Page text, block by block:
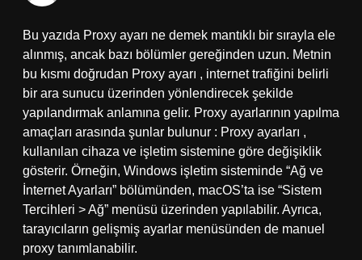
Bu yazıda Proxy ayarı ne demek mantıklı bir sırayla ele
alınmış, ancak bazı bölümler gereğinden uzun. Metnin
bu kısmı doğrudan Proxy ayarı , internet trafiğini belirli
bir ara sunucu üzerinden yönlendirecek şekilde
yapılandırmak anlamına gelir. Proxy ayarlarının yapılma
amaçları arasında şunlar bulunur : Proxy ayarları ,
kullanılan cihaza ve işletim sistemine göre değişiklik
gösterir. Örneğin, Windows işletim sisteminde “Ağ ve
İnternet Ayarları” bölümünden, macOS’ta ise “Sistem
Tercihleri > Ağ” menüsü üzerinden yapılabilir. Ayrıca,
tarayıcıların gelişmiş ayarlar menüsünden de manuel
proxy tanımlanabilir.